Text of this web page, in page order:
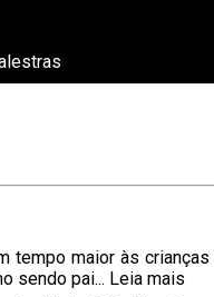
tempo maior às
sendo pai... Leia mais